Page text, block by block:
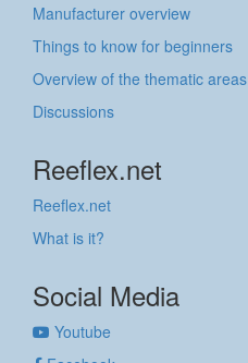
Manufacturer overview
Things to know for beginners
Overview of the thematic areas
Discussions
Reeflex.net
Reeflex.net
What is it?
Social Media
Youtube